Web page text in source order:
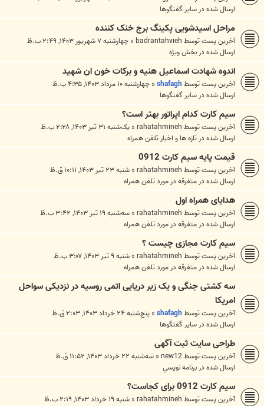
ارسال شده در ساير گفتگوها
مراحل اسیدشویی پکینگ برج خنک کننده
آخرین پست توسطbadrantahvieh
« چهارشنبه ۷ شهریور ۱۴۰۳, ۲:۴۹ ب.ظ
ارسال شده در بخش ويژه
اندوه شهادت اسماعیل هنیه و برکات خون ان شهید
آخرین پست توسطshafagh
« چهارشنبه ۱۰ مرداد ۱۴۰۳, ۴:۳۵ ب.ظ
ارسال شده در ساير گفتگوها
سیم کارت کدام اپراتور بهتر است؟
آخرین پست توسطrahatahmineh
« یک‌شنبه ۳۱ تیر ۱۴۰۳, ۲:۲۸ ب.ظ
ارسال شده در تازه ها و اخبار تلفن همراه
قیمت پایه سیم کارت 0912
آخرین پست توسطrahatahmineh
« شنبه ۲۳ تیر ۱۴۰۳, ۱۰:۱۱ ق.ظ
ارسال شده در متفرقه در مورد تلفن همراه
هدایای همراه اول
آخرین پست توسطrahatahmineh
« سه‌شنبه ۱۹ تیر ۱۴۰۳, ۳:۴۲ ب.ظ
ارسال شده در متفرقه در مورد تلفن همراه
سیم کارت مجازی چیست ؟
آخرین پست توسطrahatahmineh
« شنبه ۹ تیر ۱۴۰۳, ۳:۰۷ ب.ظ
ارسال شده در متفرقه در مورد تلفن همراه
سه کشتی جنگی و یک زیر دریایی اتمی روسیه در نزدیکی سواحل
امریکا
آخرین پست توسطshafagh
« پنج‌شنبه ۲۴ خرداد ۱۴۰۳, ۲:۰۳ ق.ظ
ارسال شده در ساير گفتگوها
طراحی سایت ثبت آگهی
آخرین پست توسطnew12
« سه‌شنبه ۲۲ خرداد ۱۴۰۳, ۱۱:۵۲ ق.ظ
ارسال شده در برنامه نويسي
سیم کارت 0912 برای کجاست؟
آخرین پست توسطrahatahmineh
« شنبه ۱۹ خرداد ۱۴۰۳, ۲:۱۹ ب.ظ